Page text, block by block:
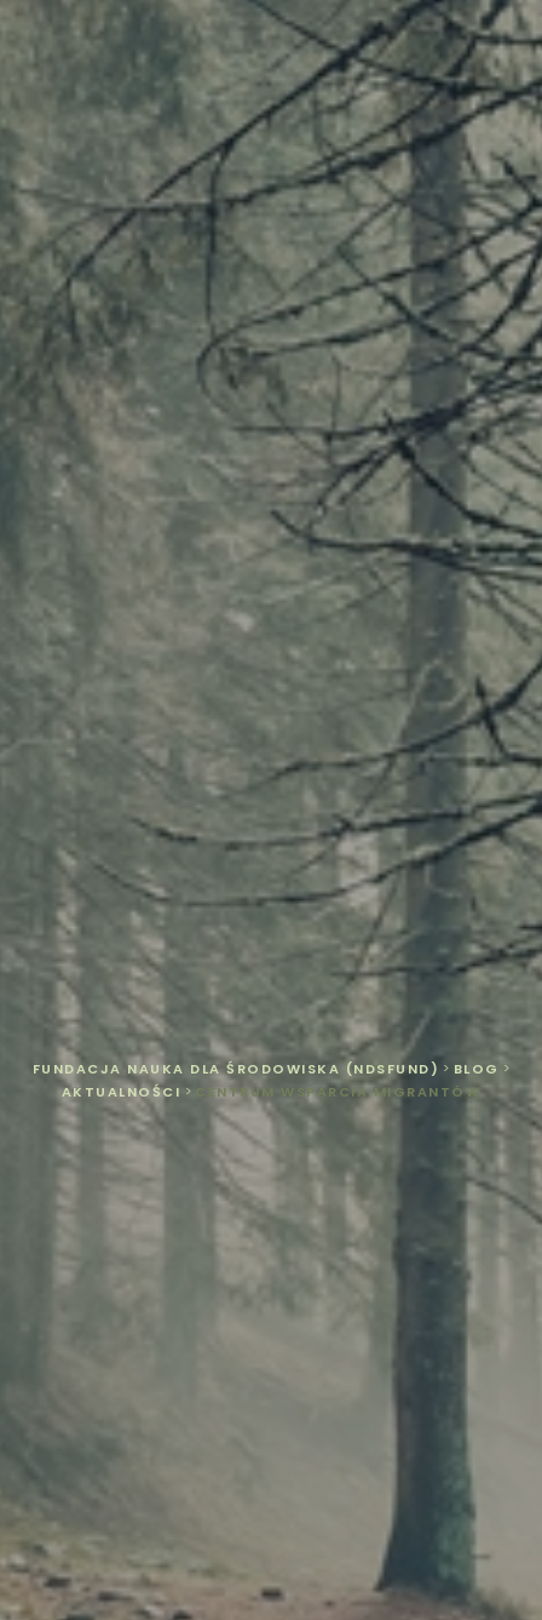
FUNDACJA NAUKA DLA ŚRODOWISKA (NDSFUND) > BLOG >
AKTUALNOŚCI > CENTRUM WSPARCIA MIGRANTÓW